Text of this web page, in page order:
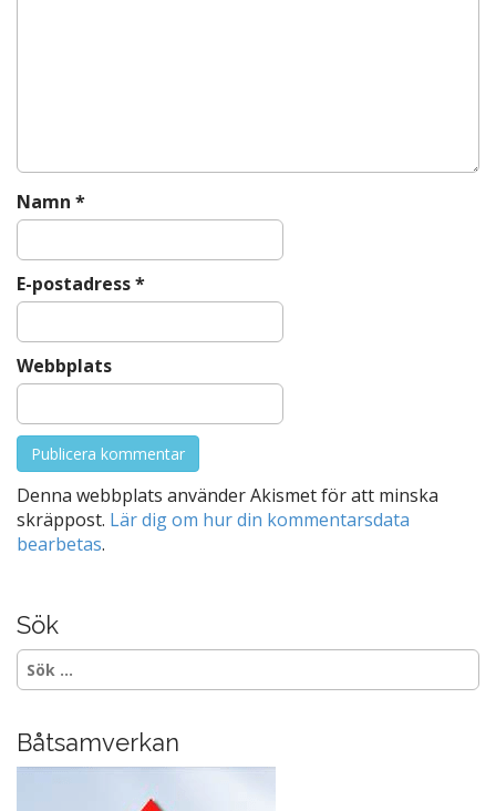
Namn *
E-postadress*
Webbplats
Denna webbplats använder Akismet för att minska
skräppost. Lär dig om hur din kommentarsdata
bearbetas.
Sök
Sök
efter:
Båtsamverkan